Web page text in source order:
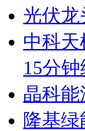
光伏龙
中科天
15分钟
晶科能
隆基